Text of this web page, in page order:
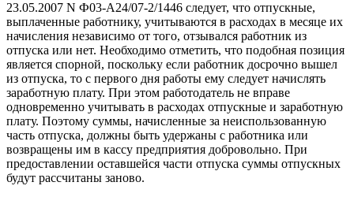
23.05.2007 N Ф03-А24/07-2/1446 следует, что отпускные,
выплаченные работнику, учитываются в расходах в месяце их
начисления независимо от того, отзывался работник из
отпуска или нет. Необходимо отметить, что подобная позиция
является спорной, поскольку если работник досрочно вышел
из отпуска, то с первого дня работы ему следует начислять
заработную плату. При этом работодатель не вправе
одновременно учитывать в расходах отпускные и заработную
плату. Поэтому суммы, начисленные за неиспользованную
часть отпуска, должны быть удержаны с работника или
возвращены им в кассу предприятия добровольно. При
предоставлении оставшейся части отпуска суммы отпускных
будут рассчитаны заново.